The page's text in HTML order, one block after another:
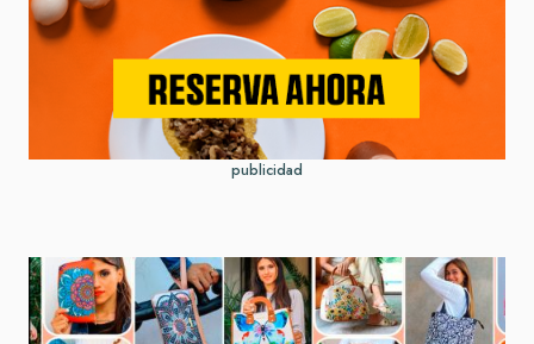
publicidad